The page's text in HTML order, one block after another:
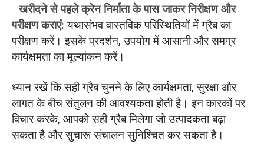
खरीदने से पहले क्रेन निर्माता के पास जाकर निरीक्षण और
परीक्षण कराएं:यथासंभव वास्तविक परिस्थितियों में ग्रैब का
परीक्षण करें। इसके प्रदर्शन, उपयोग में आसानी और समग्र
कार्यक्षमता का मूल्यांकन करें।
ध्यान रखें कि सही ग्रैब चुनने के लिए कार्यक्षमता, सुरक्षा और
लागत के बीच संतुलन की आवश्यकता होती है। इन कारकों पर
विचार करके, आपको सही ग्रैब मिलेगा जो उत्पादकता बढ़ा
सकता है और सुचारू संचालन सुनिश्चित कर सकता है।